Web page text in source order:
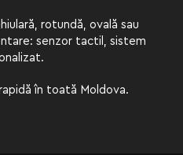
rotundă, ovală sau
senzor tactil, sistem
în toată Moldova.